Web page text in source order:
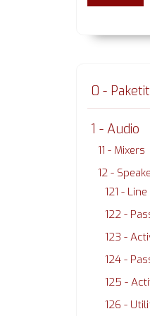
0 - Paketit
1 - Audio
11 - Mixers
12 -
121 -
122 -
123 -
124 -
125 -
126 -